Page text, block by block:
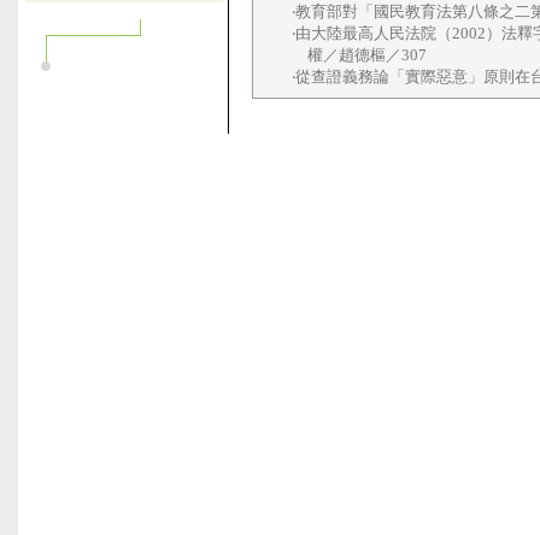
‧教育部對「國民教育法第八條之
‧由大陸最高人民法院（2002）法
權／趙德樞／307
‧從查證義務論「實際惡意」原則